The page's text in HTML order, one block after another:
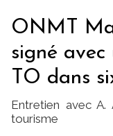
ONMT
signé
TO dans
Entretien avec A.
tourisme